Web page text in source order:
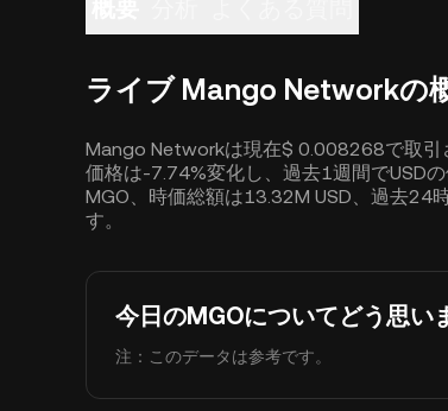
ライブ Mango Networkの
Mango Networkは現在$ 0.008268で取
価格は-7.74%変化し、過去1週間でUSD
MGO、時価総額は13.32M USD、過去
す。
今日のMGOについてどう思い
注：このデータは参考です。